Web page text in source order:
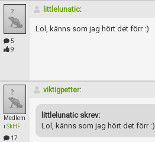
5
9
littlelunatic:
Lol, känns som jag hört det förr :)
Medlem
i SkHF
17
viktigpetter:
littlelunatic skrev:
Lol, känns som jag hört det förr :)